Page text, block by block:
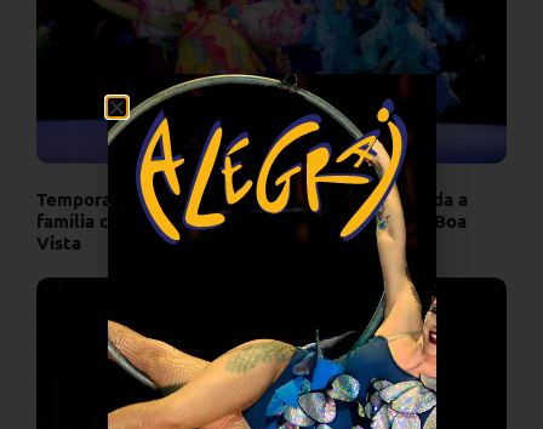
Temporada de férias: Unicirco é opção para toda a
família com espetáculo gratuito na Quinta da Boa
Vista